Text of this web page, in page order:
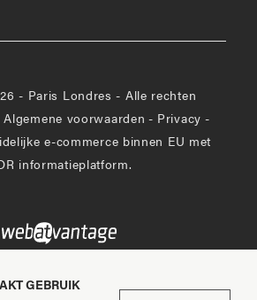
- Paris Londres - Alle rechten
Algemene voorwaarden - Privacy -
e-commerce binnen EU met
informatieplatform.
GEBRUIK